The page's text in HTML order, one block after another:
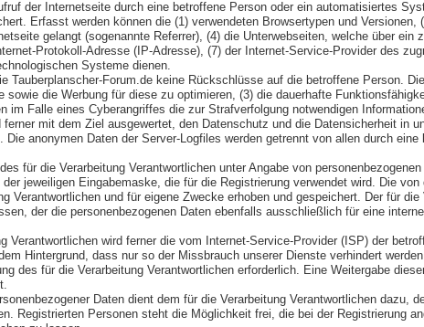
der Internetseite durch eine betroffene Person oder ein automatisiertes
Erfasst werden können die (1) verwendeten Browsertypen und
gelangt (sogenannte Referrer), (4) die Unterwebseiten, welche über
Protokoll-Adresse (IP-Adresse), (7) der Internet-Service-Provider des
Systeme dienen.
Tauberplanscher-Forum.de keine Rückschlüsse auf die betroffene Person.
die Werbung für diese zu optimieren, (3) die dauerhafte
im Falle eines Cyberangriffes die zur Strafverfolgung notwendigen
mit dem Ziel ausgewertet, den Datenschutz und die Datensicherheit in
anonymen Daten der Server-Logfiles werden getrennt von allen durch
für die Verarbeitung Verantwortlichen unter Angabe von
jeweiligen Eingabemaske, die für die Registrierung verwendet wird. Die
Verantwortlichen und für eigene Zwecke erhoben und gespeichert. Der für
der die personenbezogenen Daten ebenfalls ausschließlich für eine
Verantwortlichen wird ferner die vom Internet-Service-Provider (ISP) der
Hintergrund, dass nur so der Missbrauch unserer Dienste verhindert
des für die Verarbeitung Verantwortlichen erforderlich. Eine Weitergabe
Daten dient dem für die Verarbeitung Verantwortlichen dazu,
Registrierten Personen steht die Möglichkeit frei, die bei der Registrierung